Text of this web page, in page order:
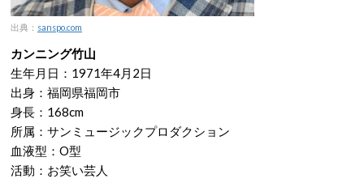
出典： sanspo.com
カンニング竹山
生年月日：1971年4月2日
出身：福岡県福岡市
身長：168cm
所属：サンミュージックプロダクション
血液型：O型
活動：お笑い芸人